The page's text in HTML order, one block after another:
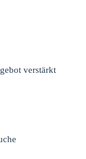
verstärkt